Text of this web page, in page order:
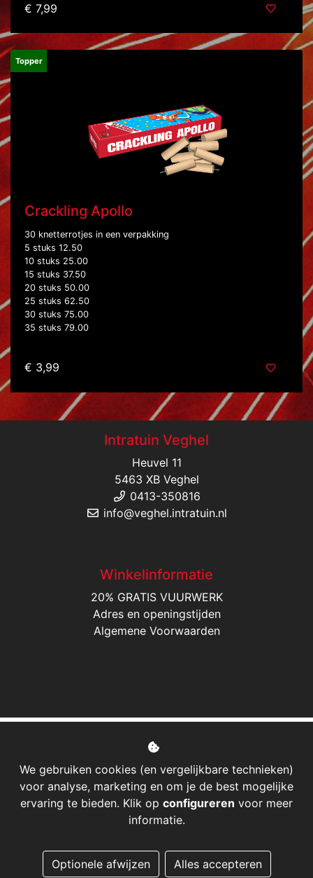
€ 7,99
Topper
Crackling Apollo
30 knetterrotjes in een verpakking
5 stuks 12.50
10 stuks 25.00
15 stuks 37.50
20 stuks 50.00
25 stuks 62.50
30 stuks 75.00
35 stuks 79.00
€ 3,99
We gebruiken cookies (en vergelijkbare technieken)
voor analyse, marketing en om je de best mogelijke
ervaring te bieden. Klik op configureren voor meer
informatie.
Optionele afwijzen Alles accepteren
Intratuin Veghel
Heuvel 11
5463 XB Veghel
0413-350816
info@veghel.intratuin.nl
Winkelinformatie
20% GRATIS VUURWERK
Adres en openingstijden
Algemene Voorwaarden
Managed hosting